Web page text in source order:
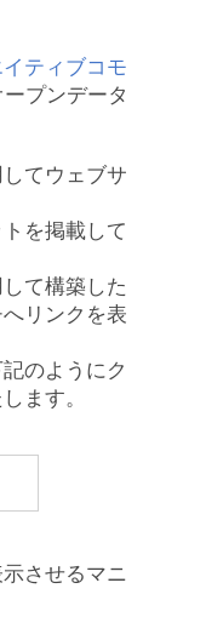
ティブコモ
プンデータ
てウェブサ
を掲載して
て構築した
リンクを表
のようにク
ます。
させるマニ